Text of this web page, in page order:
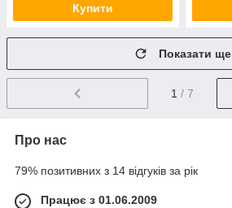
Купити
Показати ще
1 / 7
Про нас
79% позитивних з 14 відгуків за рік
Працює з 01.06.2009